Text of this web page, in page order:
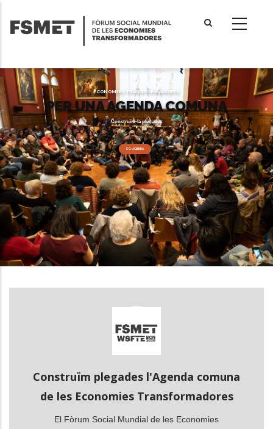
contingut
ECONOMIES TRANSFORMADORES
PER UNA AGENDA COMUNA
Construïm-la plegades
CO-AGENDA
Construïm plegades l'Agenda comuna
de les Economies Transformadores
El Fòrum Social Mundial de les Economies